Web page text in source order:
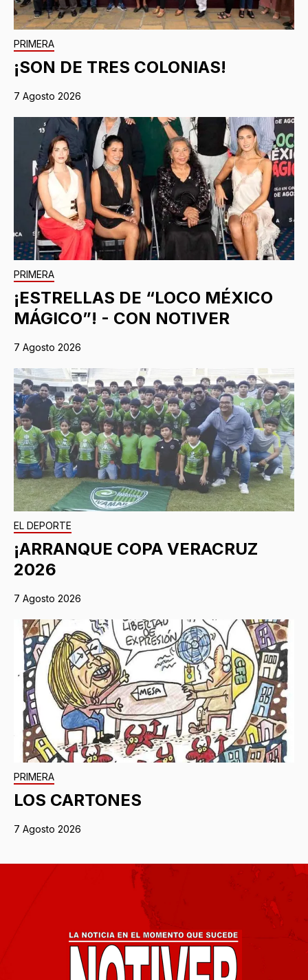
PRIMERA
¡SON DE TRES COLONIAS!
7 Agosto 2026
PRIMERA
¡ESTRELLAS DE “LOCO MÉXICO
MÁGICO”! - CON NOTIVER
7 Agosto 2026
EL DEPORTE
¡ARRANQUE COPA VERACRUZ
2026
7 Agosto 2026
PRIMERA
LOS CARTONES
7 Agosto 2026